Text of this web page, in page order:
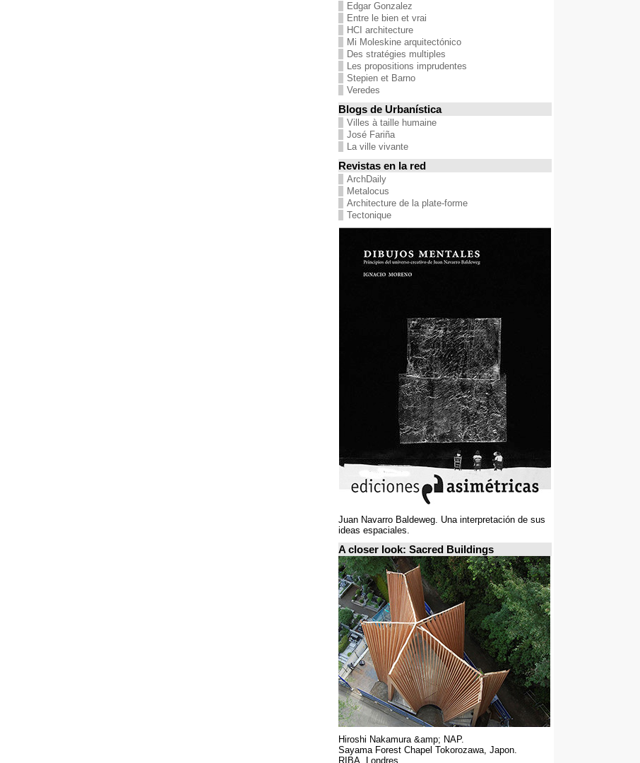
Edgar Gonzalez
Entre le bien et vrai
HCI architecture
Mi Moleskine arquitectónico
Des stratégies multiples
Les propositions imprudentes
Stepien et Barno
Veredes
Blogs de Urbanística
Villes à taille humaine
José Fariña
La ville vivante
Revistas en la red
ArchDaily
Metalocus
Architecture de la plate-forme
Tectonique
Juan Navarro Baldeweg. Una interpretación de sus
ideas espaciales.
A closer look: Sacred Buildings
Hiroshi Nakamura &amp; NAP.
Sayama Forest Chapel Tokorozawa, Japon.
RIBA, Londres.